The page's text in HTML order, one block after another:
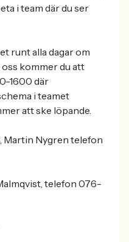
i team där du ser
runt alla dagar om
kommer du att
1600 där
i teamet
att ske löpande.
Martin Nygren telefon
telefon 076-